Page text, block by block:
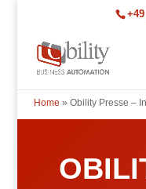
Home » Obility Presse –